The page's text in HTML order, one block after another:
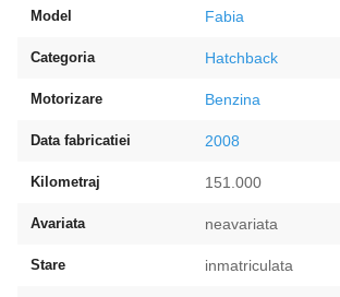
Model Fabia
Categoria Hatchback
Motorizare Benzina
Data fabricatiei 2008
Kilometraj 151.000
Avariata neavariata
Stare inmatriculata